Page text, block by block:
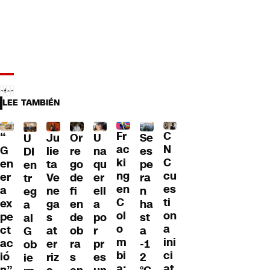
LEE TAMBIÉN
“
G
en
er
a
ex
pe
ct
ac
ió
U
DI
en
tr
eg
a
al
G
ob
ie
Ju
lie
ta
Ve
ne
ga
s
at
er
riz
Or
re
go
de
fi
en
de
ob
ra
s
U
na
qu
er
ell
a
po
r
pr
es
Fr
ac
ki
ng
en
C
ol
o
m
bi
Se
es
pe
ra
n
ha
st
a
-1
2
C
N
C
cu
es
ti
on
a
ini
ci